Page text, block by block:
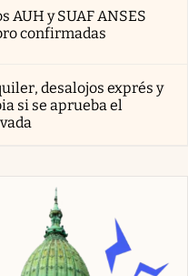
AUH y SUAF ANSES
confirmadas
desalojos exprés y
si se aprueba el